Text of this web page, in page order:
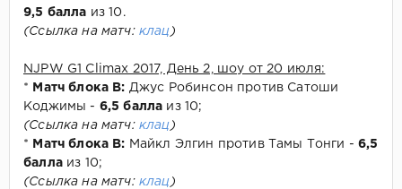
9,5 балла из 10.
(Ссылка на матч: клац)
NJPW G1 Climax 2017, День 2, шоу от 20 июля:
*
Матч блока В: Джус Робинсон против Сатоши
Коджимы - 6,5 балла из 10;
(Ссылка на матч: клац)
* Матч блока В: Майкл Элгин против Тамы Тонги -6,5
баллаиз 10;
(Ссылка на матч: клац)